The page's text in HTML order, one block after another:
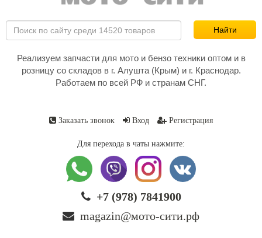
Реализуем запчасти для мото и бензо техники оптом и в
розницу со складов в г. Алушта (Крым) и г. Краснодар.
Работаем по всей РФ и странам СНГ.
Заказать звонок Вход Регистрация
Для перехода в чаты нажмите:
+7 (978) 7841900
magazin@мото-сити.рф